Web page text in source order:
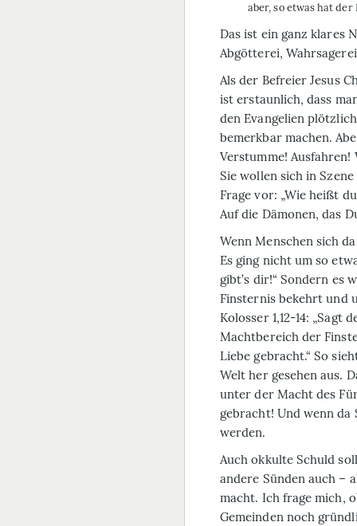
aber, so etwas hat
Das ist ein ganz klares
Abgötterei,
Als der Befreier Jesus
ist erstaunlich, dass
den Evangelien
bemerkbar machen.
Verstumme! Ausfahren!
Sie wollen sich in
Frage vor: „Wie heißt
Auf die Dämonen, das
Wenn Menschen sich
Es ging nicht um so
gibt’s dir!“ Sondern es
Finsternis bekehrt und
Kolosser 1,12-14: „Sagt
Machtbereich der
Liebe gebracht.“ So
Welt her gesehen aus.
unter der Macht des
gebracht! Und wenn da
werden.
Auch okkulte Schuld
andere Sünden auch –
macht. Ich frage mich,
Gemeinden noch